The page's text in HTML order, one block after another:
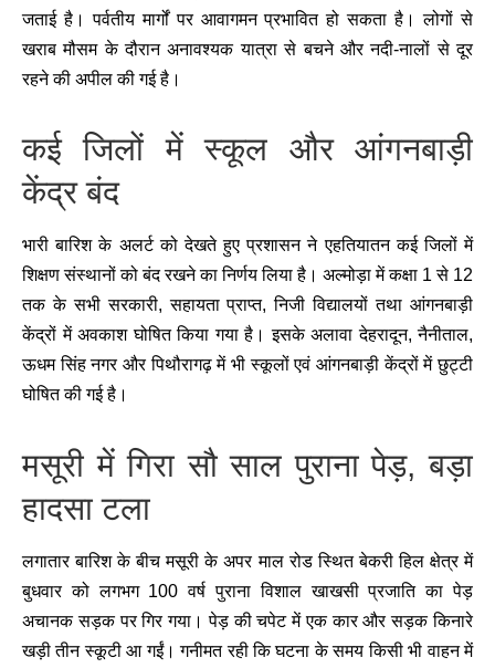
जताई है। पर्वतीय मार्गों पर आवागमन प्रभावित हो सकता है। लोगों से
खराब मौसम के दौरान अनावश्यक यात्रा से बचने और नदी-नालों से दूर
रहने की अपील की गई है।
कई जिलों में स्कूल और आंगनबाड़ी
केंद्र बंद
भारी बारिश के अलर्ट को देखते हुए प्रशासन ने एहतियातन कई जिलों में
शिक्षण संस्थानों को बंद रखने का निर्णय लिया है। अल्मोड़ा में कक्षा 1 से 12
तक के सभी सरकारी, सहायता प्राप्त, निजी विद्यालयों तथा आंगनबाड़ी
केंद्रों में अवकाश घोषित किया गया है। इसके अलावा देहरादून, नैनीताल,
ऊधम सिंह नगर और पिथौरागढ़ में भी स्कूलों एवं आंगनबाड़ी केंद्रों में छुट्टी
घोषित की गई है।
मसूरी में गिरा सौ साल पुराना पेड़, बड़ा
हादसा टला
लगातार बारिश के बीच मसूरी के अपर माल रोड स्थित बेकरी हिल क्षेत्र में
बुधवार को लगभग 100 वर्ष पुराना विशाल खाखसी प्रजाति का पेड़
अचानक सड़क पर गिर गया। पेड़ की चपेट में एक कार और सड़क किनारे
खड़ी तीन स्कूटी आ गईं। गनीमत रही कि घटना के समय किसी भी वाहन में